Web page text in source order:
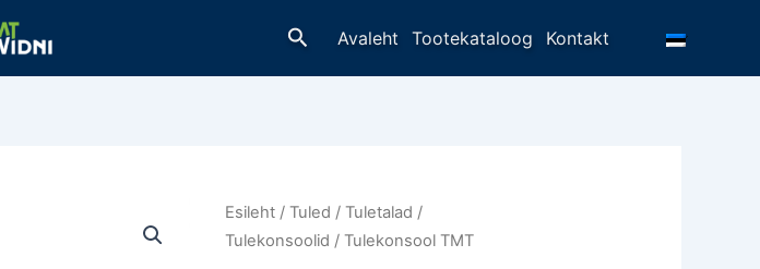
OtsingAvaleht Tootekataloog Kontakt
Esileht /Tuled / Tuletalad /
Tulekonsoolid / Tulekonsool TMT